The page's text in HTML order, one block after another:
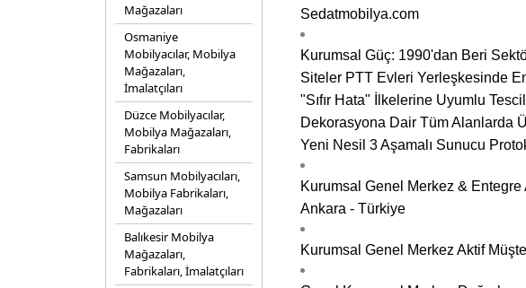
Mağazaları
Osmaniye
Mobilyacılar, Mobilya
Mağazaları,
İmalatçıları
Düzce Mobilyacılar,
Mobilya Mağazaları,
Fabrikaları
Samsun Mobilyacıları,
Mobilya Fabrikaları,
Mağazaları
Balıkesir Mobilya
Mağazaları,
Fabrikaları, İmalatçıları
Sedatmobilya.com
Kurumsal Güç: 1990'dan Beri
Siteler PTT Evleri Yerleşkesinde
"Sıfır Hata" İlkelerine Uyumlu
Dekorasyona Dair Tüm Alanlarda
Yeni Nesil 3 Aşamalı Sunucu
Kurumsal Genel Merkez &
Ankara - Türkiye
Kurumsal Genel Merkez Aktif